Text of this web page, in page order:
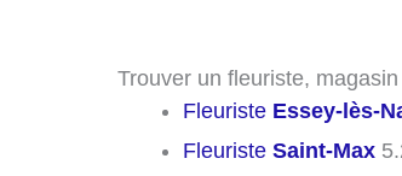
Trouver un fleuriste,
Fleuriste Essey-lès-
Fleuriste Saint-Max